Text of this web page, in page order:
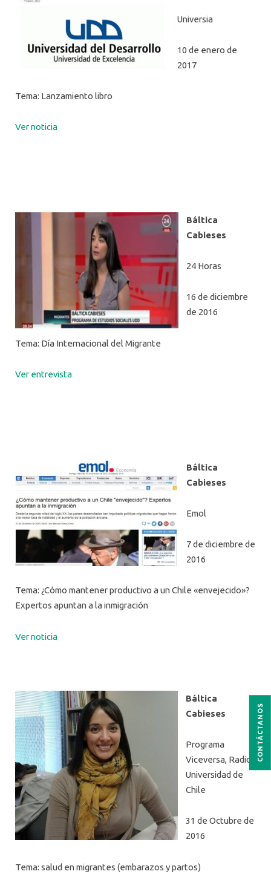
Universia
10 de enero de
2017
Tema: Lanzamiento libro
Ver noticia
Báltica
Cabieses
24 Horas
16 de diciembre
de 2016
Tema: Día Internacional del Migrante
Ver entrevista
Báltica
Cabieses
Emol
7 de diciembre de
2016
Tema: ¿Cómo mantener productivo a un Chile «envejecido»?
Expertos apuntan a la inmigración
Ver noticia
Báltica
Cabieses
Programa
Viceversa, Radio
Universidad de
Chile
31 de Octubre de
2016
Tema: salud en migrantes (embarazos y partos)
CONTÁCTANOS